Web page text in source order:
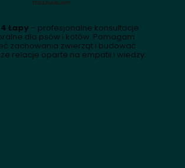
Łapy– profesjonalne konsultacje
dla psów i kotów. Pomagam
zachowania zwierząt i budować
relacje oparte na empatii i wiedzy.